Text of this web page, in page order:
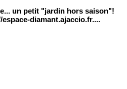
un petit "jardin hors saison"!
diamant.ajaccio.fr....